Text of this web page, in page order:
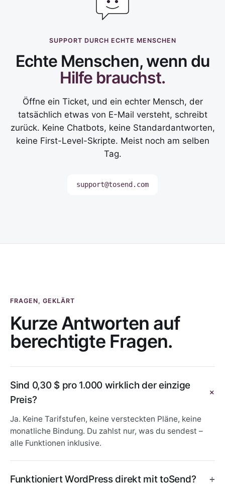
SUPPORT DURCH ECHTE MENSCHEN
Echte Menschen, wenn du
Hilfe brauchst.
Öffne ein Ticket, und ein echter Mensch, der
tatsächlich etwas von E-Mail versteht, schreibt
zurück. Keine Chatbots, keine Standardantworten,
keine First-Level-Skripte. Meist noch am selben
Tag.
support@tosend.com
FRAGEN, GEKLÄRT
Kurze Antworten auf
berechtigte Fragen.
Sind 0,30 $ pro 1.000 wirklich der einzige
Preis?
Ja. Keine Tarifstufen, keine versteckten Pläne, keine
monatliche Bindung. Du zahlst nur, was du sendest –
alle Funktionen inklusive.
Funktioniert WordPress direkt mit toSend?